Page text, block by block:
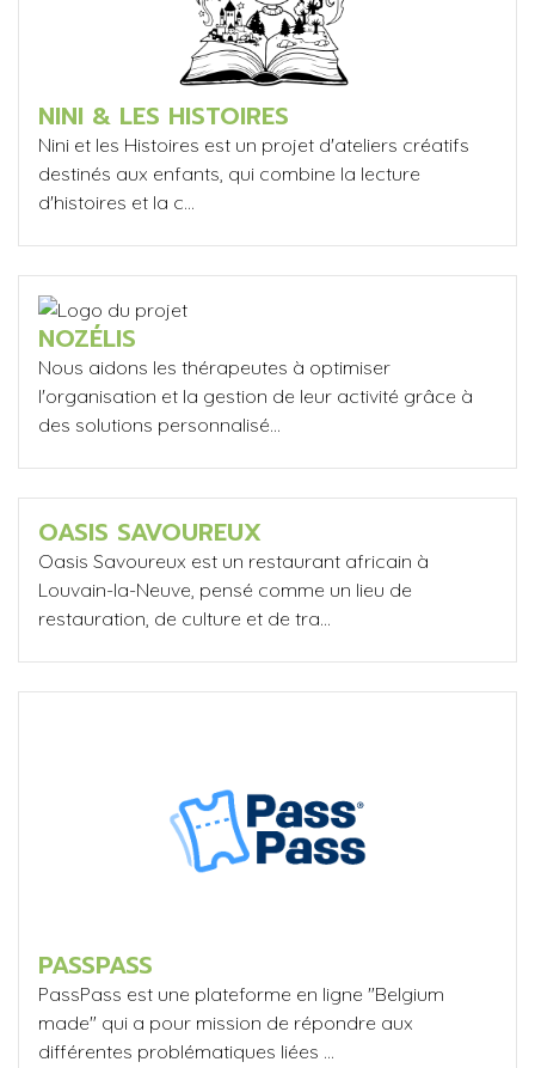
NINI & LES HISTOIRES
Nini et les Histoires est un projet d'ateliers créatifs
destinés aux enfants, qui combine la lecture
d'histoires et la c...
NOZÉLIS
Nous aidons les thérapeutes à optimiser
l'organisation et la gestion de leur activité grâce à
des solutions personnalisé...
OASIS SAVOUREUX
Oasis Savoureux est un restaurant africain à
Louvain-la-Neuve, pensé comme un lieu de
restauration, de culture et de tra...
PASSPASS
PassPass est une plateforme en ligne "Belgium
made" qui a pour mission de répondre aux
différentes problématiques liées ...